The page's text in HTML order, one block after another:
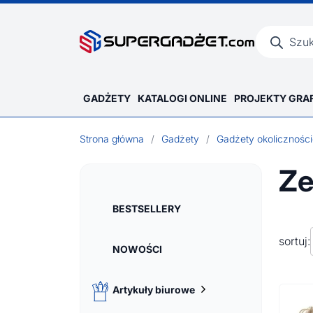
produktów
GADŻETY KATALOGI ONLINE PROJEKTY
Strona główna / Gadżety / Gadżety
BESTSELLERY
NOWOŚCI
Artykuły biurowe
sortuj: